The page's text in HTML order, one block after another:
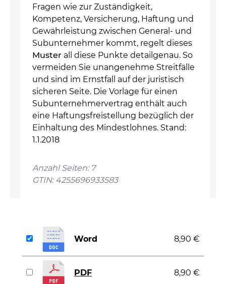
Fragen wie zur Zuständigkeit,
Kompetenz, Versicherung, Haftung und
Gewährleistung zwischen General- und
Subunternehmer kommt, regelt dieses
Muster all diese Punkte detailgenau. So
vermeiden Sie unangenehme Streitfälle
und sind im Ernstfall auf der juristisch
sicheren Seite. Die Vorlage für einen
Subunternehmervertrag enthält auch
eine Haftungsfreistellung bezüglich der
Einhaltung des Mindestlohnes. Stand:
1.1.2018
Anzahl Seiten: 7
GTIN: 4255696933583
Word 8,90 €
PDF 8,90 €